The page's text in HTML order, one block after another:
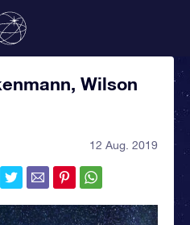
Wilson
12 Aug. 2019